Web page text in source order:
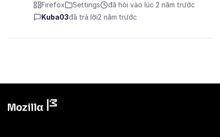
Firefox Settings
đã hỏi vào lúc 2 năm trước
Kuba03đã trả lời2 năm trước